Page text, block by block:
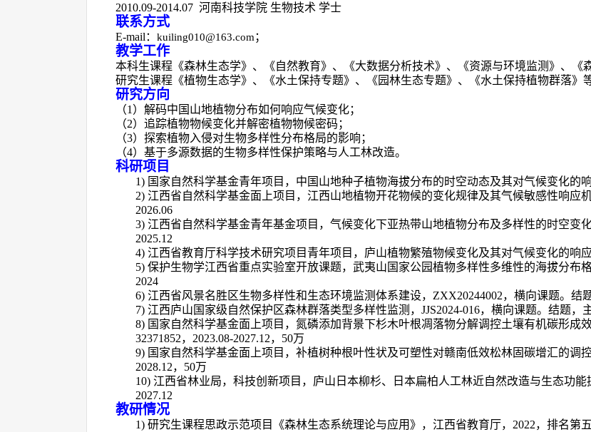
2010.09-2014.07 河南科技学院 生物技术 学士
联系方式
E-mail ： kuiling010@163.com ；
教学工作
本科生课程《森林生态学》、《自然教育》、《大数据分析技术》、《资源与环境监测》、《
研究生课程《植物生态学》、《水土保持专题》、《园林生态专题》、《水土保持植物群落》等
研究方向
（1 ） 解码中国山地植物分布如何响应气候变化；
（2）追踪植物物候变化并解密植物物候密码；
（3）探索植物入侵对生物多样性分布格局的影响；
（4）基于多源数据的生物多样性保护策略与人工林改造。
科研项目
1) 国家自然科学基金青年项目，中国山地种子植物海拔分布的时空动态及其对气候变化的响
2) 江西省自然科学基金面上项目，江西山地植物开花物候的变化规律及其气候敏感性响应机
2026.06
3) 江西省自然科学基金青年基金项目，气候变化下亚热带山地植物分布及多样性的时空变化
2025.12
4) 江西省教育厅科学技术研究项目青年项目，庐山植物繁殖物候变化及其对气候变化的响应
5) 保护生物学江西省重点实验室开放课题，武夷山国家公园植物多样性多维性的海拔分布
2024
6) 江西省风景名胜区生物多样性和生态环境监测体系建设， ZXX20244002，横向课题。结
7) 江西庐山国家级自然保护区森林群落类型多样性监测， JJS2024-016，横向课题。结题，
8) 国家自然科学基金面上项目，氮磷添加背景下杉木叶根凋落物分解调控土壤有机碳形成
32371852， 2023.08-2027.12， 50万
9) 国家自然科学基金面上项目，补植树种根叶性状及可塑性对赣南低效松林固碳增汇的调
2028.12， 50万
10) 江西省林业局，科技创新项目，庐山日本柳杉、日本扁柏人工林近自然改造与生态功能
2027.12
教研情况
1) 研究生课程思政示范项目《森林生态系统理论与应用》，江西省教育厅， 2022，排名第五